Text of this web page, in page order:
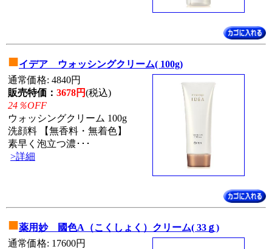
■イデア ウォッシングクリーム( 100g)
通常価格: 4840円
販売特価： 3678円(税込)
24％OFF
ウォッシングクリーム 100g
洗顔料 【無香料・無着色】
素早く泡立つ濃･･･
>詳細
■薬用妙 國色A（こくしょく）クリーム( 33ｇ)
通常価格: 17600円